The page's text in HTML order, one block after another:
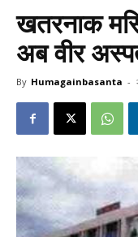
खतरनाक
अब वीर
By Humagainbasanta -